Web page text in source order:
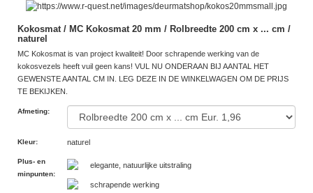
Kokosmat / MC Kokosmat 20 mm / Rolbreedte 200 cm x ... cm /
naturel
MC Kokosmat is van project kwaliteit! Door schrapende werking van de
kokosvezels heeft vuil geen kans! VUL NU ONDERAAN BIJ AANTAL HET
GEWENSTE AANTAL CM IN. LEG DEZE IN DE WINKELWAGEN OM DE PRIJS
TE BEKIJKEN.
Afmeting:
Kleur: naturel
Plus- en
minpunten:
elegante, natuurlijke uitstraling
schrapende werking